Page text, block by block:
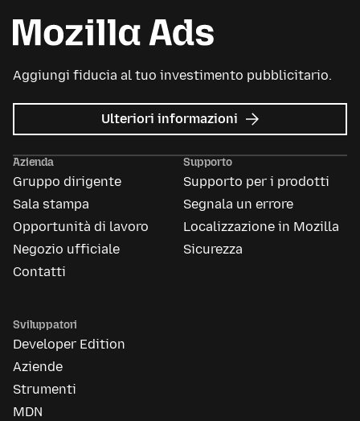
Aggiungi fiducia al tuo investimento pubblicitario.
Ulteriori informazioni su
Mozilla
Azienda
Gruppo dirigente
Sala stampa
Opportunità di lavoro
Negozio ufficiale
Contatti
Supporto
Supporto per i prodotti
Segnala un errore
Localizzazione in Mozilla
Sicurezza
Sviluppatori
Developer Edition
Aziende
Strumenti
MDN